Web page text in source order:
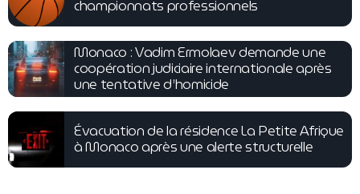
championnats professionnels
Monaco : Vadim Ermolaev demande une
coopération judiciaire internationale après
une tentative d’homicide
Évacuation de la résidence La Petite Afrique
à Monaco après une alerte structurelle